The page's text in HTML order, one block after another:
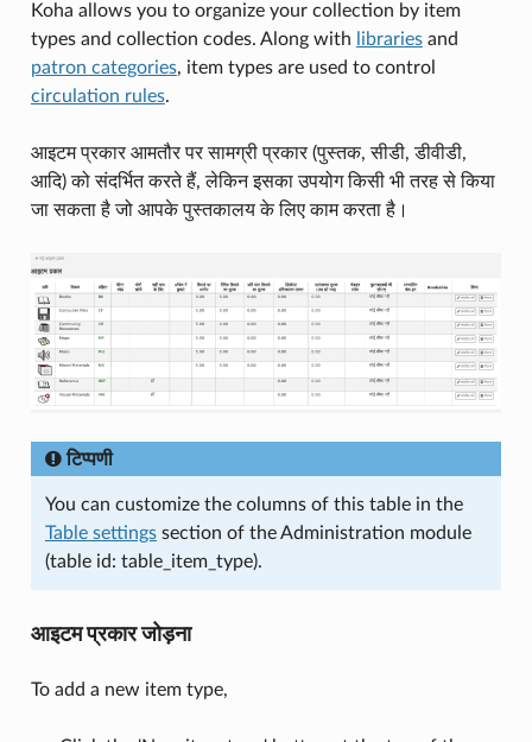
Koha allows you to organize your collection by item
types and collection codes. Along with
librariesand
patron categories, item types are used to control
circulation rules.
आइटम प्रकार आमतौर पर सामग्री प्रकार (पुस्तक, सीडी, डीवीडी,
आदि) को संदर्भित करते हैं, लेकिन इसका उपयोग किसी भी तरह से किया
जा सकता है जो आपके पुस्तकालय के लिए काम करता है।
टिप्पणी
You can customize the columns of this table in the
Table settingssection of the Administration module
(table id: table_item_type).
आइटम प्रकार जोड़ना
To add a new item type,